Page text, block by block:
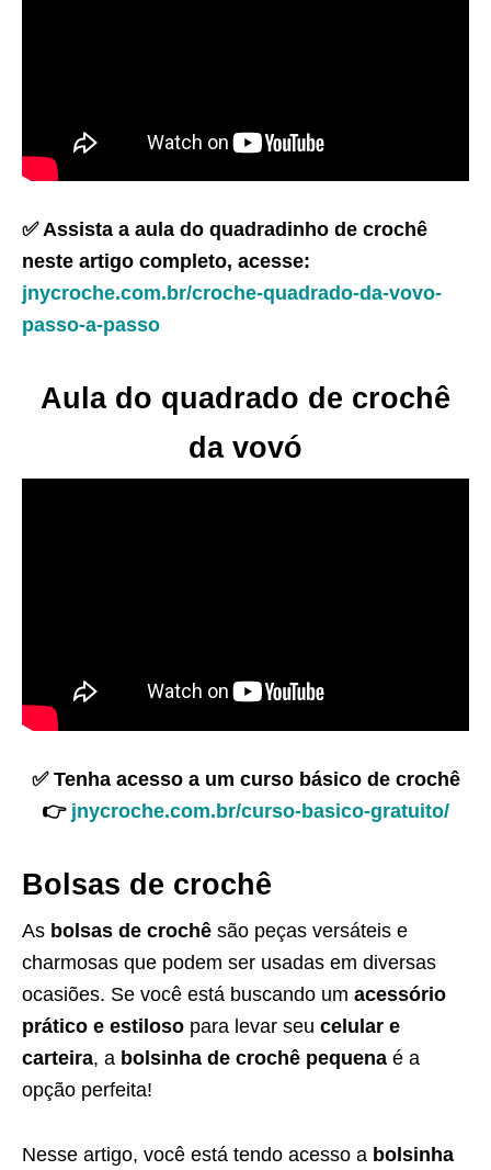
✅ Assista a aula do quadradinho de crochê
neste artigo completo, acesse:
jnycroche.com.br/croche-quadrado-da-vovo-
passo-a-passo
Aula do quadrado de crochê
da vovó
✅ Tenha acesso a um curso básico de crochê
👉 jnycroche.com.br/curso-basico-gratuito/
Bolsas de crochê
As bolsas de crochê são peças versáteis e
charmosas que podem ser usadas em diversas
ocasiões. Se você está buscando um acessório
prático e estiloso para levar seu celular e
carteira, a bolsinha de crochê pequena é a
opção perfeita!
Nesse artigo, você está tendo acesso a bolsinha